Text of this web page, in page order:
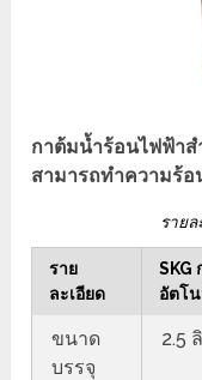
กาต้มน้ำร้อนไฟฟ้าส
สามารถทำความร้อ
ราย
ราย
ละเอียด
SKG
อัตโ
ขนาด
บรรจุ
2.5